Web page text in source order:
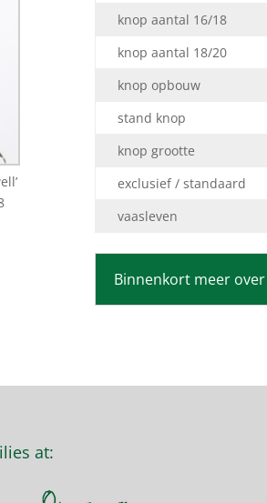
knop aantal 16/18
knop aantal 18/20
knop opbouw
stand knop
knop grootte
exclusief / standaard
vaasleven
Binnenkort meer
at: